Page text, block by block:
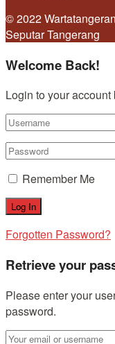
© 2022
Seputar Tangerang
Welcome Back!
Login to your account
Remember Me
Forgotten Password?
Retrieve your
Please enter your
password.